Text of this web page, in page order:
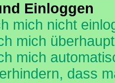
Einloggen
mich nicht
mich
mich
dass